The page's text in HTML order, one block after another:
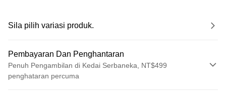
Sila pilih variasi produk.
Pembayaran Dan Penghantaran
Penuh Pengambilan di Kedai Serbaneka, NT$499
penghataran percuma